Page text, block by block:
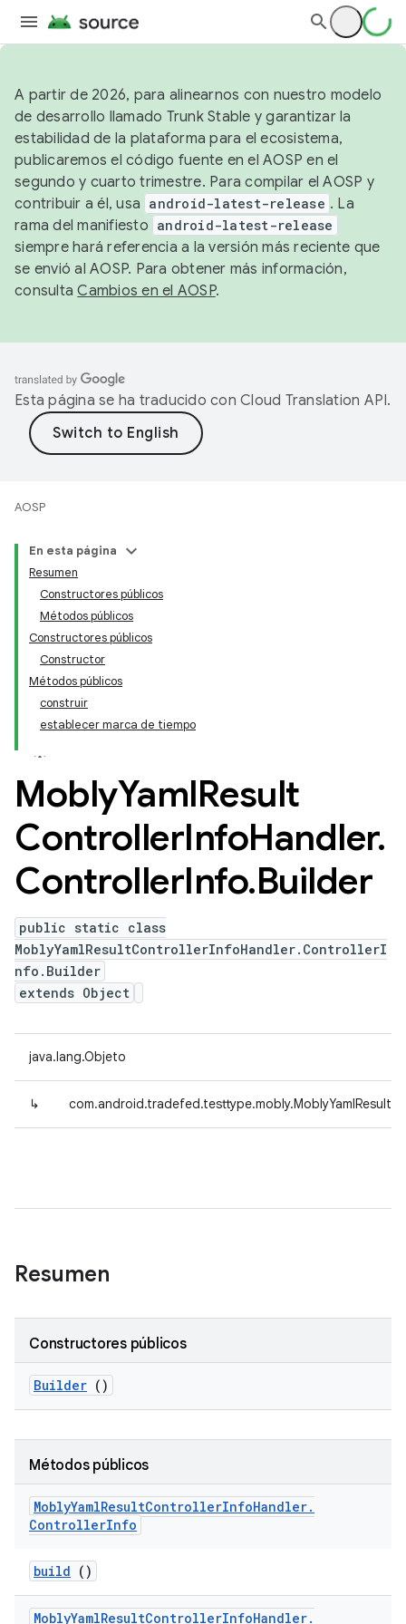
A partir de 2026, para alinearnos con nuestro modelo
de desarrollo llamado Trunk Stable y garantizar la
estabilidad de la plataforma para el ecosistema,
publicaremos el código fuente en el AOSP en el
segundo y cuarto trimestre. Para compilar el AOSP y
contribuir a él, usa android-latest-release . La
rama del manifiesto android-latest-release
siempre hará referencia a la versión más reciente que
se envió al AOSP. Para obtener más información,
consultaCambios en el AOSP.
Esta página se ha traducido con Cloud Translation API.
AOSP
En esta página
Resumen
Constructores públicos
Métodos públicos
Constructores públicos
Constructor
Métodos públicos
construir
establecer marca de tiempo
MoblyYamlResult
ControllerInfoHandler.
ControllerInfo.Builder
public static class
MoblyYamlResultControllerInfoHandler.ControllerI
nfo.Builder
extends Object
java.lang.Objeto
↳
Resumen
Constructores públicos
Builder ()
Métodos públicos
MoblyYamlResultControllerInfoHandler.
ControllerInfo
build ()
MoblyYamlResultControllerInfoHandler.